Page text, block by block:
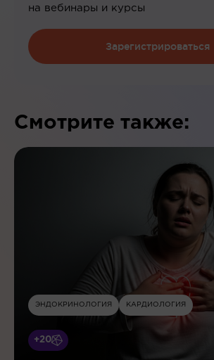
на вебинары и курсы
Зарегистрироваться
Смотрите также:
ЭНДОКРИНОЛОГИЯ КАРДИОЛОГИЯ
+20